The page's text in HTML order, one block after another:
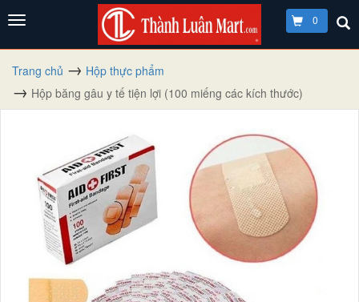
0
Trang chủ
Hộp thực phẩm
Hộp băng gâu y tế tiện lợi (100 miếng các kích thước)